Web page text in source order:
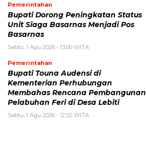
Pemerintahan
Bupati Dorong Peningkatan Status
Unit Siaga Basarnas Menjadi Pos
Basarnas
Sabtu, 1 Agu 2026 - 13:00 WITA
Pemerintahan
Bupati Touna Audensi di
Kementerian Perhubungan
Membahas Rencana Pembangunan
Pelabuhan Feri di Desa Lebiti
Sabtu, 1 Agu 2026 - 12:52 WITA